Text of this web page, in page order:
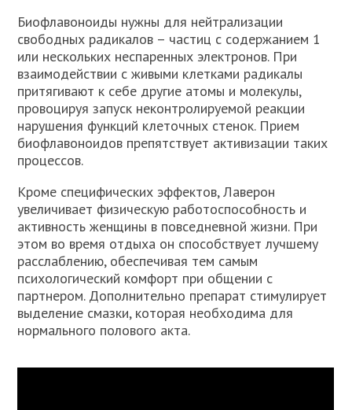
Биофлавоноиды нужны для нейтрализации
свободных радикалов – частиц с содержанием 1
или нескольких неспаренных электронов. При
взаимодействии с живыми клетками радикалы
притягивают к себе другие атомы и молекулы,
провоцируя запуск неконтролируемой реакции
нарушения функций клеточных стенок. Прием
биофлавоноидов препятствует активизации таких
процессов.
Кроме специфических эффектов, Лаверон
увеличивает физическую работоспособность и
активность женщины в повседневной жизни. При
этом во время отдыха он способствует лучшему
расслаблению, обеспечивая тем самым
психологический комфорт при общении с
партнером. Дополнительно препарат стимулирует
выделение смазки, которая необходима для
нормального полового акта.